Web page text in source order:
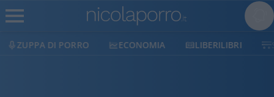
ECONOMIA LIBERILIBRI SHOP